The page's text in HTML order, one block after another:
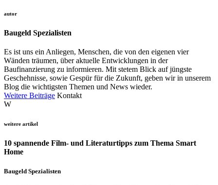
autor
Baugeld Spezialisten
Es ist uns ein Anliegen, Menschen, die von den eigenen vier
Wänden träumen, über aktuelle Entwicklungen in der
Baufinanzierung zu informieren. Mit stetem Blick auf jüngste
Geschehnisse, sowie Gespür für die Zukunft, geben wir in unserem
Blog die wichtigsten Themen und News wieder.
Weitere Beiträge Kontakt
W
weitere artikel
10 spannende Film- und Literaturtipps zum Thema Smart
Home
Baugeld Spezialisten